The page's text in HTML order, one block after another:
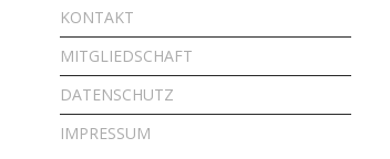
KONTAKT
MITGLIEDSCHAFT
DATENSCHUTZ
IMPRESSUM